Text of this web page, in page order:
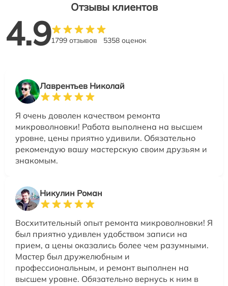
Отзывы клиентов
4.91799 отзывов 5358 оценок
Лаврентьев Николай
Я очень доволен качеством ремонта
микроволновки! Работа выполнена на высшем
уровне, цены приятно удивили. Обязательно
рекомендую вашу мастерскую своим друзьям и
знакомым.
Никулин Роман
Восхитительный опыт ремонта микроволновки! Я
был приятно удивлен удобством записи на
прием, а цены оказались более чем разумными.
Мастер был дружелюбным и
профессиональным, и ремонт выполнен на
высшем уровне. Обязательно вернусь к ним в